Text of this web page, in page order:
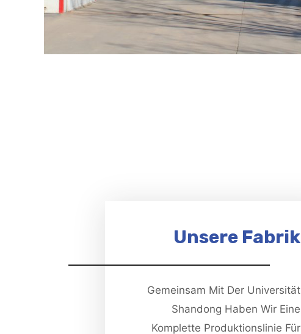
Unsere Fabrik
Gemeinsam Mit Der Universität
Shandong Haben Wir Eine
Komplette Produktionslinie Für